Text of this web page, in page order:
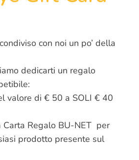
con noi un po’ della
dedicarti un regalo
valore di € 50 a SOLI € 40
Carta Regalo BU-NET per
prodotto presente sul